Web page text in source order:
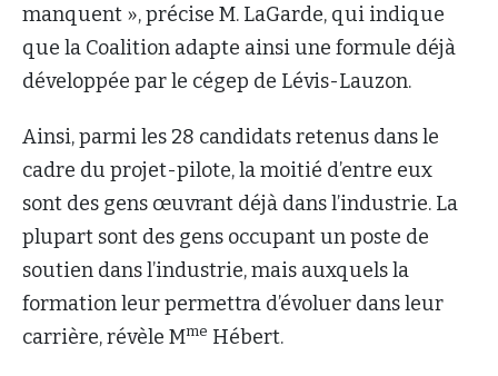
manquent », précise M. LaGarde, qui indique
que la Coalition adapte ainsi une formule déjà
développée par le cégep de Lévis-Lauzon.
Ainsi, parmi les 28 candidats retenus dans le
cadre du projet-pilote, la moitié d’entre eux
sont des gens œuvrant déjà dans l’industrie. La
plupart sont des gens occupant un poste de
soutien dans l’industrie, mais auxquels la
formation leur permettra d’évoluer dans leur
carrière, révèle Mme Hébert.